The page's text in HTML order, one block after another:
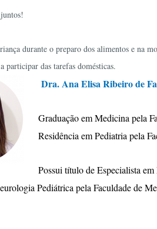
durante o preparo dos alimentos e na
participar das tarefas domésticas.
Dra. Ana Elisa Ribeiro de
Graduação em Medicina pela
Residência em Pediatria pela
Possui título de Especialista
Pediátrica pela Faculdade de